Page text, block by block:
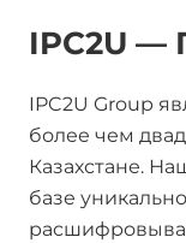
IPC2U
IPC2U Group
более чем
Казахстане.
базе